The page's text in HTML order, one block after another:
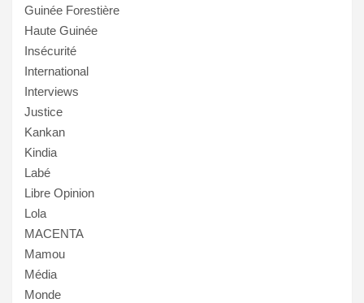
Guinée Forestière
Haute Guinée
Insécurité
International
Interviews
Justice
Kankan
Kindia
Labé
Libre Opinion
Lola
MACENTA
Mamou
Média
Monde